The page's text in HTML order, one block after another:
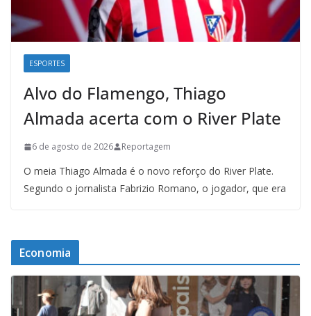
ESPORTES
Alvo do Flamengo, Thiago
Almada acerta com o River Plate
6 de agosto de 2026 Reportagem
O meia Thiago Almada é o novo reforço do River Plate.
Segundo o jornalista Fabrizio Romano, o jogador, que era
Economia